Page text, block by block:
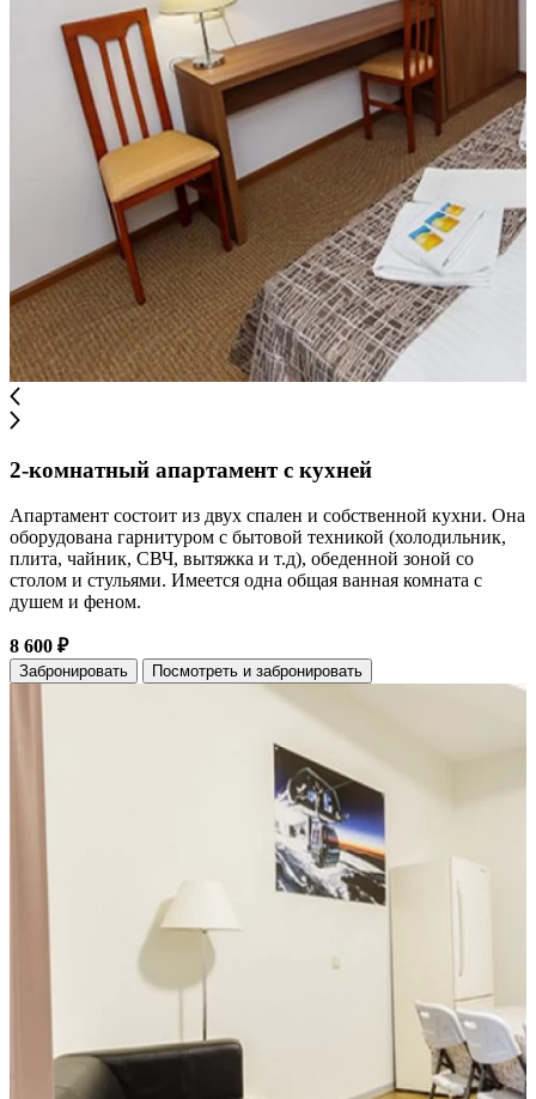
2-комнатный апартамент с кухней
Апартамент состоит из двух спален и собственной кухни. Она
оборудована гарнитуром с бытовой техникой (холодильник,
плита, чайник, СВЧ, вытяжка и т.д), обеденной зоной со
столом и стульями. Имеется одна общая ванная комната с
душем и феном.
8 600 ₽
Забронировать Посмотреть и забронировать